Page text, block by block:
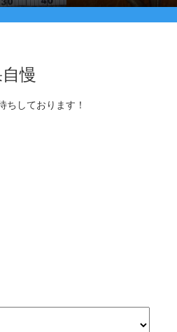
慢
ちしております！